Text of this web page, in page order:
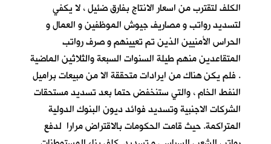
الكلف لتقترب من اسعار الانتاج بفارق ضئيل ، لا يكفي
لتسديد رواتب و مصاريف جيوش الموظفين و العمال و
الحراس الأمنيين الذين تم تعيينهم و صرف رواتب
المتقاعدين منهم طيلة السنوات السبعة والثلاثين الماضية
. فلم يكن هناك من ايرادات متحققة الا من مبيعات براميل
النفط الخام ، والتي ستنخفض حتما بعد تسديد مستحقات
الشركات الاجنبية وتسديد فوائد ديون البنوك الدولية
المتراكمة. حيث قامت الحكومات بالاقتراض مرارا لدفع